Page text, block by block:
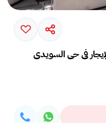
في حي السويدي